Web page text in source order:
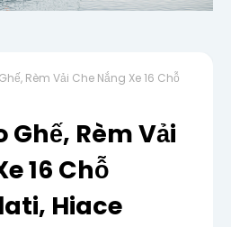
Rèm Vải Che Nắng Xe 16 Chỗ
Ghế, Rèm Vải
16 Chỗ
Hiace